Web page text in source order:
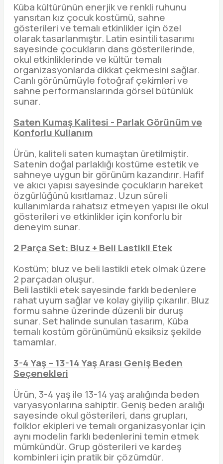
Küba kültürünün enerjik ve renkli ruhunu
yansıtan kız çocuk kostümü, sahne
gösterileri ve temalı etkinlikler için özel
olarak tasarlanmıştır. Latin esintili tasarımı
sayesinde çocukların dans gösterilerinde,
okul etkinliklerinde ve kültür temalı
organizasyonlarda dikkat çekmesini sağlar.
Canlı görünümüyle fotoğraf çekimleri ve
sahne performanslarında görsel bütünlük
sunar.
Saten Kumaş Kalitesi - Parlak Görünüm ve
Konforlu Kullanım
Ürün, kaliteli saten kumaştan üretilmiştir.
Satenin doğal parlaklığı kostüme estetik ve
sahneye uygun bir görünüm kazandırır. Hafif
ve akıcı yapısı sayesinde çocukların hareket
özgürlüğünü kısıtlamaz. Uzun süreli
kullanımlarda rahatsız etmeyen yapısı ile okul
gösterileri ve etkinlikler için konforlu bir
deneyim sunar.
2 Parça Set: Bluz + Beli Lastikli Etek
Kostüm; bluz ve beli lastikli etek olmak üzere
2 parçadan oluşur.
Beli lastikli etek sayesinde farklı bedenlere
rahat uyum sağlar ve kolay giyilip çıkarılır. Bluz
formu sahne üzerinde düzenli bir duruş
sunar. Set halinde sunulan tasarım, Küba
temalı kostüm görünümünü eksiksiz şekilde
tamamlar.
3-4 Yaş – 13-14 Yaş Arası Geniş Beden
Seçenekleri
Ürün, 3-4 yaş ile 13-14 yaş aralığında beden
varyasyonlarına sahiptir. Geniş beden aralığı
sayesinde okul gösterileri, dans grupları,
folklor ekipleri ve temalı organizasyonlar için
aynı modelin farklı bedenlerini temin etmek
mümkündür. Grup gösterileri ve kardeş
kombinleri için pratik bir çözümdür.